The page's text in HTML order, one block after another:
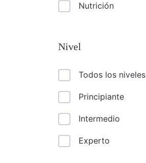
Nutrición
Nivel
Todos los niveles
Principiante
Intermedio
Experto